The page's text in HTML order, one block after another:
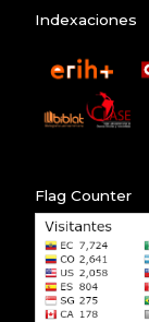
Indexaciones
Flag Counter